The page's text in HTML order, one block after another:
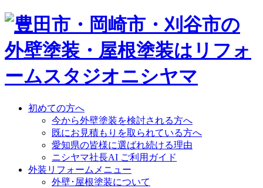
初めての方へ
今から外壁塗装を検討される方へ
既にお見積もりを取られている方へ
愛知県の皆様に選ばれ続ける理由
ニシヤマ社長AI ご利用ガイド
外装リフォームメニュー
外壁･屋根塗装について